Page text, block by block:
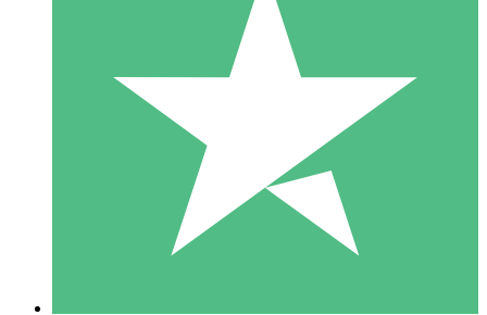
Individuelle Credit-Pakete
Zahlen Sie nach Bedarf mit Download-Credits. Keine
monatliche Verpflichtung erforderlich.
10 00